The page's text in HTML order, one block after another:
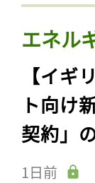
エネル
【イギ
ト向け
契約」
1日前